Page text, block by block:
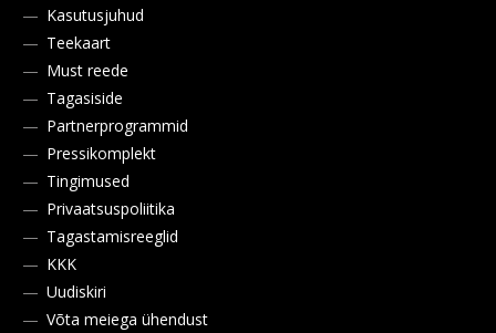
Kasutusjuhud
Teekaart
Must reede
Tagasiside
Partnerprogrammid
Pressikomplekt
Tingimused
Privaatsuspoliitika
Tagastamisreeglid
KKK
Uudiskiri
Võta meiega ühendust